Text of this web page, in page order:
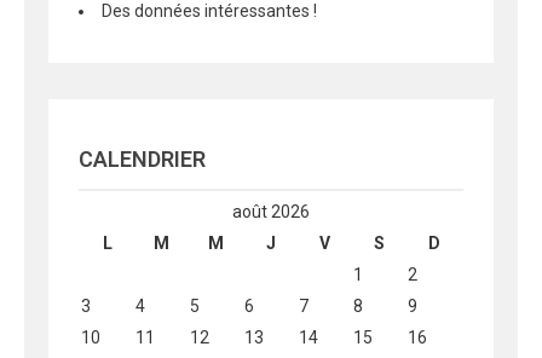
Des données intéressantes !
CALENDRIER
août 2026
L
M M J V S
D
1
2
3
4 5 6 7 8
9
10
11 12 13 14 15
16